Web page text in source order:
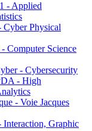
- Applied
Physical
Computer Science
- Cybersecurity
- High
- Voie Jacques
Graphic